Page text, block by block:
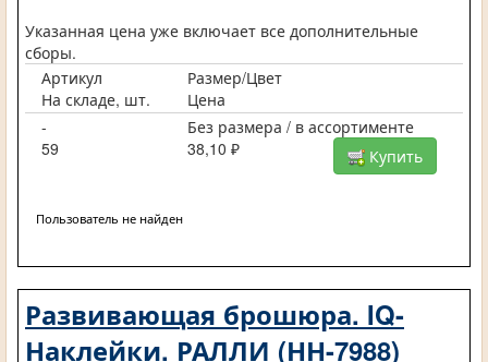
Указанная цена уже включает все дополнительные
сборы.
Артикул
Размер/Цвет
На складе, шт.
Цена
-
Без размера / в ассортименте
59
38,10 ₽ Купить
Пользователь не найден
Развивающая брошюра. IQ-
Наклейки. РАЛЛИ (НН-7988)